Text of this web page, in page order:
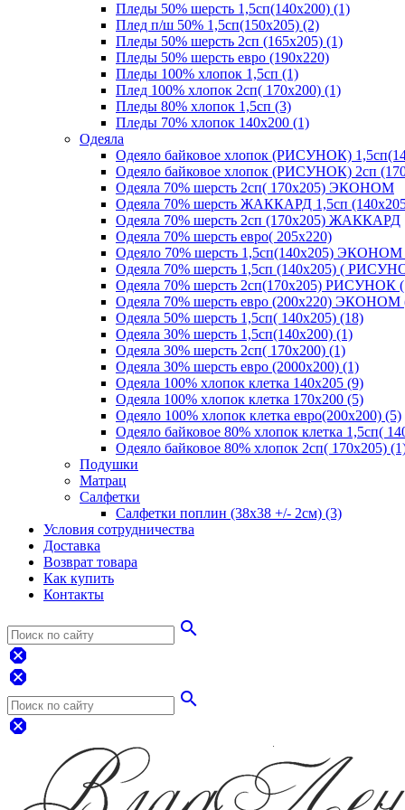
Пледы 50% шерсть 1,5сп(140х200) (1)
Плед п/ш 50% 1,5сп(150х205) (2)
Пледы 50% шерсть 2сп (165х205) (1)
Пледы 50% шерсть евро (190х220)
Пледы 100% хлопок 1,5сп (1)
Плед 100% хлопок 2сп( 170х200) (1)
Пледы 80% хлопок 1,5сп (3)
Пледы 70% хлопок 140х200 (1)
Одеяла
Одеяло байковое хлопок (РИСУНОК)
Одеяло байковое хлопок (РИСУНОК) 2сп
Одеяла 70% шерсть 2сп( 170х205) ЭКОНОМ
Одеяла 70% шерсть ЖАККАРД 1,5сп
Одеяла 70% шерсть 2сп (170х205) ЖАККАРД
Одеяла 70% шерсть евро( 205х220)
Одеяло 70% шерсть 1,5сп(140х205) ЭКОНОМ
Одеяла 70% шерсть 1,5сп (140х205) (
Одеяла 70% шерсть 2сп(170х205) РИСУНОК
Одеяла 70% шерсть евро (200х220) ЭКОНОМ
Одеяла 50% шерсть 1,5сп( 140х205) (18)
Одеяла 30% шерсть 1,5сп(140х200) (1)
Одеяла 30% шерсть 2сп( 170х200) (1)
Одеяла 30% шерсть евро (2000х200) (1)
Одеяла 100% хлопок клетка 140х205 (9)
Одеяла 100% хлопок клетка 170х200 (5)
Одеяло 100% хлопок клетка евро(200х200) (5)
Одеяло байковое 80% хлопок клетка 1,5сп(
Одеяло байковое 80% хлопок 2сп( 170х205)
Подушки
Матрац
Салфетки
Салфетки поплин (38х38 +/- 2см) (3)
Условия сотрудничества
Доставка
Возврат товара
Как купить
Контакты
search
dangerous
dangerous
search
dangerous